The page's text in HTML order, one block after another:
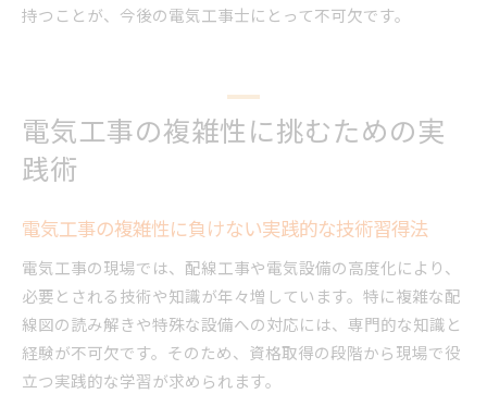
持つことが、今後の電気工事士にとって不可欠です。
電気工事の複雑性に挑むための実
践術
電気工事の複雑性に負けない実践的な技術習得法
電気工事の現場では、配線工事や電気設備の高度化により、
必要とされる技術や知識が年々増しています。特に複雑な配
線図の読み解きや特殊な設備への対応には、専門的な知識と
経験が不可欠です。そのため、資格取得の段階から現場で役
立つ実践的な学習が求められます。